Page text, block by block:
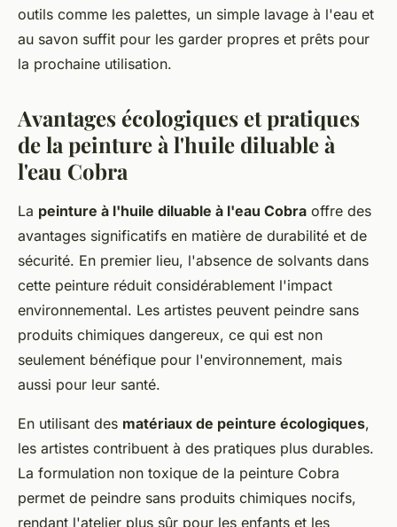
outils comme les palettes, un simple lavage à l'eau et
au savon suffit pour les garder propres et prêts pour
la prochaine utilisation.
Avantages écologiques et pratiques
de la peinture à l'huile diluable à
l'eau Cobra
La peinture à l'huile diluable à l'eau Cobra offre des
avantages significatifs en matière de durabilité et de
sécurité. En premier lieu, l'absence de solvants dans
cette peinture réduit considérablement l'impact
environnemental. Les artistes peuvent peindre sans
produits chimiques dangereux, ce qui est non
seulement bénéfique pour l'environnement, mais
aussi pour leur santé.
En utilisant des matériaux de peinture écologiques,
les artistes contribuent à des pratiques plus durables.
La formulation non toxique de la peinture Cobra
permet de peindre sans produits chimiques nocifs,
rendant l'atelier plus sûr pour les enfants et les